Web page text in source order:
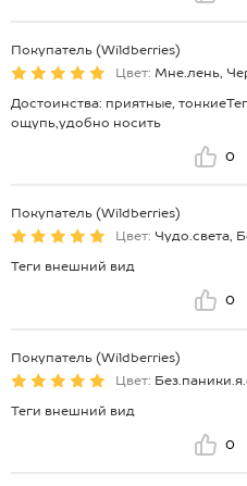
Покупатель (Wildberries)
Цвет: Мне.лень,
Достоинства: приятные,
ощупь,удобно носить
0
Покупатель (Wildberries)
Цвет: Чудо.света,
Теги внешний вид
0
Покупатель (Wildberries)
Цвет:
Теги внешний вид
0